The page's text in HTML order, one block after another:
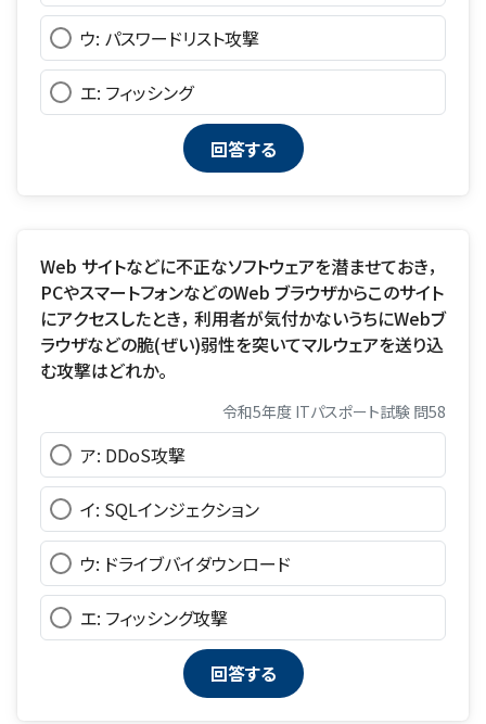
ウ: パスワードリスト攻撃
エ: フィッシング
Web サイトなどに不正なソフトウェアを潜ませておき，
PCやスマートフォンなどのWeb ブラウザからこのサイト
にアクセスしたとき， 利用者が気付かないうちにWebブ
ラウザなどの脆(ぜい)弱性を突いてマルウェアを送り込
む攻撃はどれか。
令和5年度 ITパスポート試験 問58
ア: DDoS攻撃
イ: SQLインジェクション
ウ: ドライブバイダウンロード
エ: フィッシング攻撃